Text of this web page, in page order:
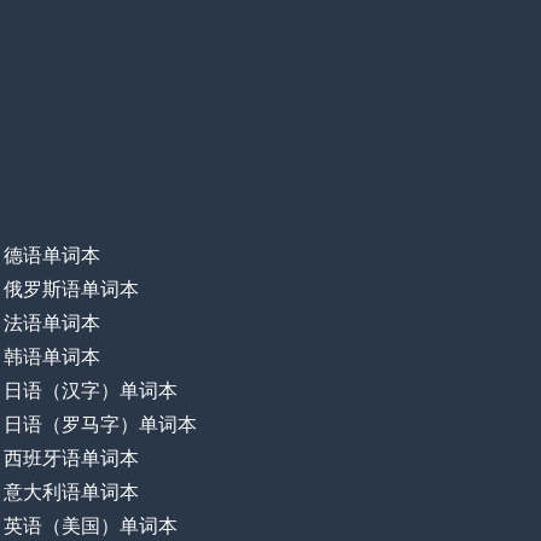
德语单词本
俄罗斯语单词本
法语单词本
韩语单词本
日语（汉字）单词本
日语（罗马字）单词本
西班牙语单词本
意大利语单词本
英语（美国）单词本